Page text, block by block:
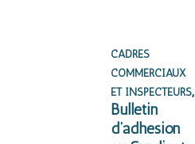
CADRES
COMMERCIAUX
ET INSPECTEURS,
Bulletin
d’adhésion